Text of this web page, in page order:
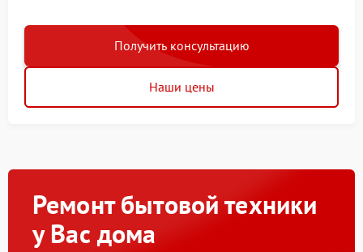
Получить консультацию
Наши цены
Ремонт бытовой техники
у Вас дома